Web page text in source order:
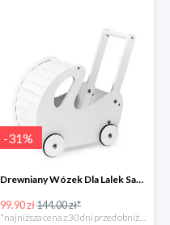
-31%
Drewniany Wózek Dla Lalek Sapphire -31%
99.90 zł144.00 zł*
*najniższa cena z 30 dni przed obniżką